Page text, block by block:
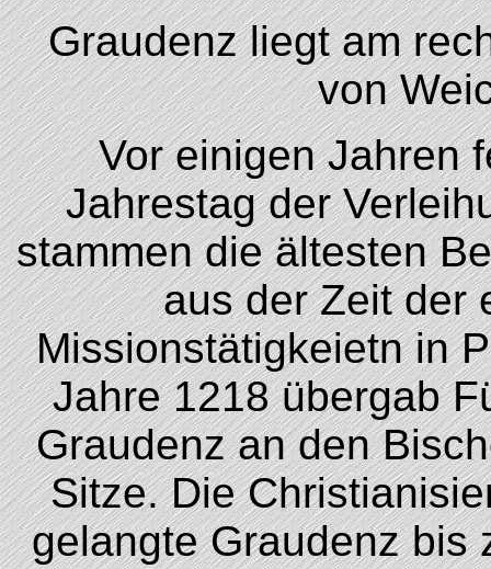
Graudenz liegt am
von
Vor einigen Jahren
Jahrestag der
stammen die ältesten
aus der Zeit der
Missionstätigkeietn in
Jahre 1218 übergab
Graudenz an den
Sitze. Die
gelangte Graudenz bis